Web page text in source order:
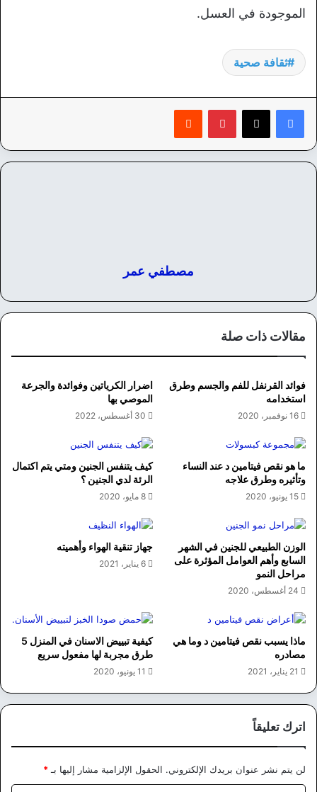
الموجودة في العسل.
ثقافة صحية
بينتيريست
مصطفي عمر
مقالات ذات صلة
فوائد القرنفل للفم والجسم وطرق
استخدامه
16 نوفمبر، 2020
اضرار الكرياتين وفوائدة والجرعة
الموصي بها
30 أغسطس، 2022
ما هو نقص فيتامين د عند النساء
وتأثيره وطرق علاجه
15 يونيو، 2020
كيف يتنفس الجنين ومتي يتم اكتمال
الرئة لدي الجنين ؟
8 مايو، 2020
الوزن الطبيعي للجنين في الشهر
السابع وأهم العوامل المؤثرة على
مراحل النمو
24 أغسطس، 2020
جهاز تنقية الهواء وأهميته
6 يناير، 2021
ماذا يسبب نقص فيتامين د وما هي
مصادره
21 يناير، 2021
كيفية تبييض الاسنان في المنزل 5
طرق مجربة لها مفعول سريع
11 يونيو، 2020
اترك تعليقاً
لن يتم نشر عنوان بريدك الإلكتروني. الحقول الإلزامية مشار إليها بـ *